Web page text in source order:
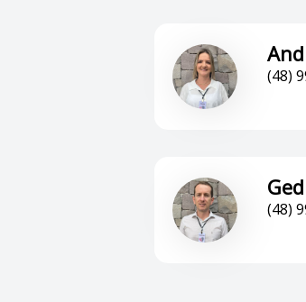
(48)
(48)